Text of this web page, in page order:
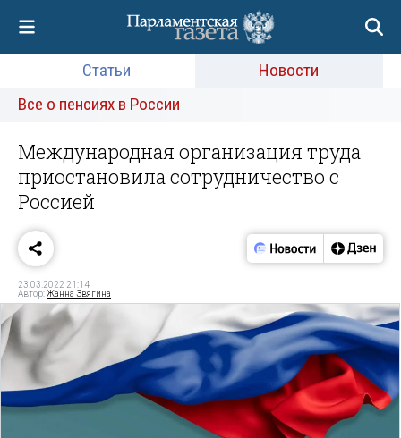
Статьи
Новости
Все о пенсиях в России
Международная организация труда
приостановила сотрудничество с
Россией
23.03.2022 21:14
Автор:Жанна Звягина